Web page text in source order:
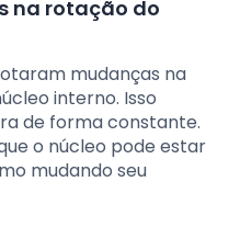
na rotação do
mudanças na
interno. Isso
de forma constante.
o núcleo pode estar
mudando seu